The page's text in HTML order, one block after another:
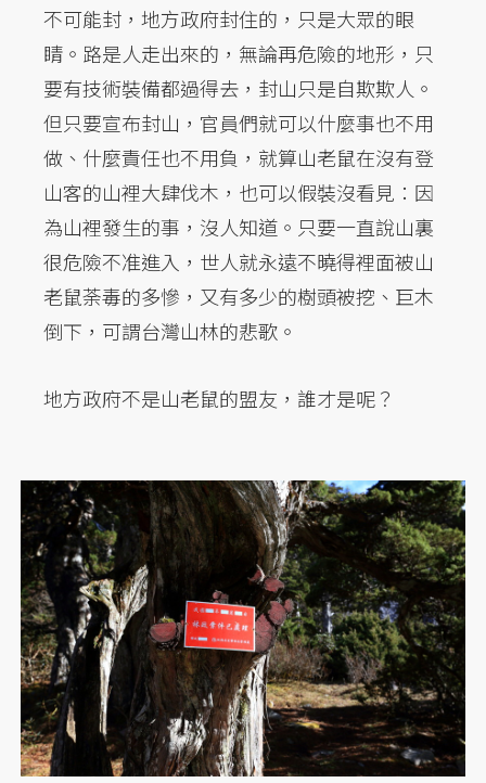
不可能封，地方政府封住的，只是大眾的眼
睛。路是人走出來的，無論再危險的地形，只
要有技術裝備都過得去，封山只是自欺欺人。
但只要宣布封山，官員們就可以什麼事也不用
做、什麼責任也不用負，就算山老鼠在沒有登
山客的山裡大肆伐木，也可以假裝沒看見：因
為山裡發生的事，沒人知道。只要一直說山裏
很危險不准進入，世人就永遠不曉得裡面被山
老鼠荼毒的多慘，又有多少的樹頭被挖、巨木
倒下，可謂台灣山林的悲歌。
地方政府不是山老鼠的盟友，誰才是呢？